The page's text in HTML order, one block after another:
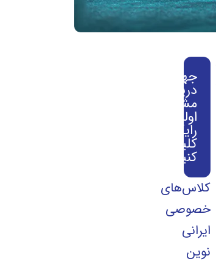
جهت
دریافت
مشاوره
اولیه
رایگان
کلیک
کنید
کلاس‌های
خصوصی
ایرانی
نوین